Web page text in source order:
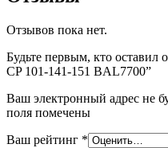
Отзывов пока нет.
Будьте первым, кто
CP 101-141-151 BAL7700”
Ваш электронный адрес не
поля помечены
Ваш рейтинг *